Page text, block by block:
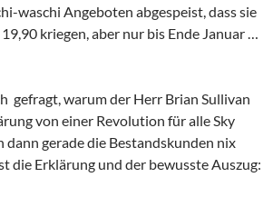
waschi Angeboten abgespeist, dass sie
kriegen, aber nur bis Ende Januar …
gefragt, warum der Herr Brian Sullivan
von einer Revolution für alle Sky
dann gerade die Bestandskunden nix
die Erklärung und der bewusste Auszug: